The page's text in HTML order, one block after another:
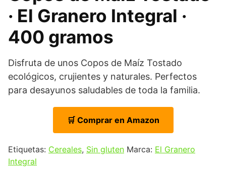
· El Granero Integral ·
400 gramos
Disfruta de unos Copos de Maíz Tostado
ecológicos, crujientes y naturales. Perfectos
para desayunos saludables de toda la familia.
🛒 Comprar en Amazon
Etiquetas: Cereales, Sin gluten Marca: El Granero
Integral